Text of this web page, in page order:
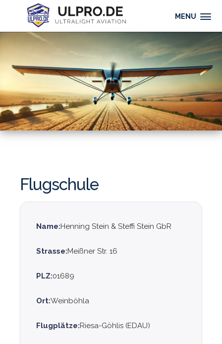
MENU
Flugschule
Name:Henning Stein & Steffi Stein GbR
Strasse:Meißner Str. 16
PLZ:01689
Ort:Weinböhla
Flugplätze:Riesa-Göhlis (EDAU)